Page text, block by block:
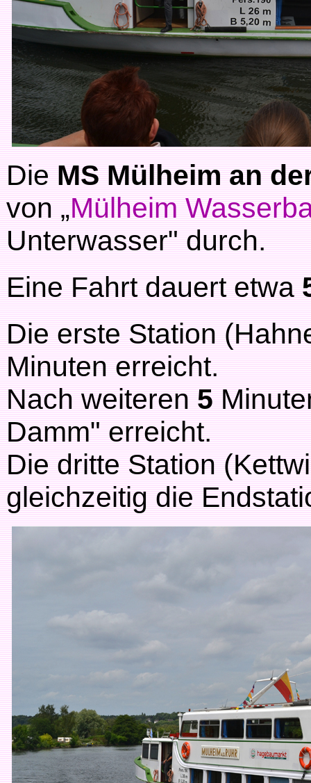
DieMS Mülheim an
von „Mülheim
Unterwasser" durch.
Eine Fahrt dauert etwa
Die erste Station
Minuten erreicht.
Nach weiteren5
Damm" erreicht.
Die dritte Station
gleichzeitig die